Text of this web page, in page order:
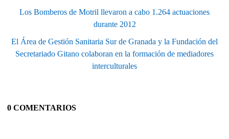
Los Bomberos de Motril llevaron a cabo 1.264 actuaciones
durante 2012
El Área de Gestión Sanitaria Sur de Granada y la Fundación del
Secretariado Gitano colaboran en la formación de mediadores
interculturales
0 COMENTARIOS